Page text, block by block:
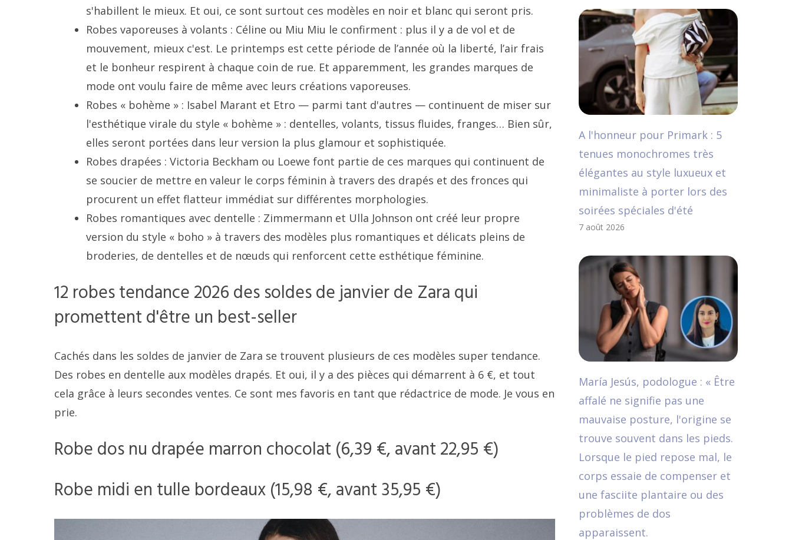
s'habillent le mieux. Et oui, ce sont surtout ces modèles en noir et blanc qui seront pris.
Robes vaporeuses à volants : Céline ou Miu Miu le confirment : plus il y a de vol et de
mouvement, mieux c'est. Le printemps est cette période de l’année où la liberté, l’air frais
et le bonheur respirent à chaque coin de rue. Et apparemment, les grandes marques de
mode ont voulu faire de même avec leurs créations vaporeuses.
Robes « bohème » : Isabel Marant et Etro — parmi tant d'autres — continuent de miser sur
l'esthétique virale du style « bohème » : dentelles, volants, tissus fluides, franges… Bien sûr,
elles seront portées dans leur version la plus glamour et sophistiquée.
Robes drapées : Victoria Beckham ou Loewe font partie de ces marques qui continuent de
se soucier de mettre en valeur le corps féminin à travers des drapés et des fronces qui
procurent un effet flatteur immédiat sur différentes morphologies.
Robes romantiques avec dentelle : Zimmermann et Ulla Johnson ont créé leur propre
version du style « boho » à travers des modèles plus romantiques et délicats pleins de
broderies, de dentelles et de nœuds qui renforcent cette esthétique féminine.
12 robes tendance 2026 des soldes de janvier de Zara qui
promettent d'être un best-seller
Cachés dans les soldes de janvier de Zara se trouvent plusieurs de ces modèles super tendance.
Des robes en dentelle aux modèles drapés. Et oui, il y a des pièces qui démarrent à 6 €, et tout
cela grâce à leurs secondes ventes. Ce sont mes favoris en tant que rédactrice de mode. Je vous en
prie.
Robe dos nu drapée marron chocolat (6,39 €, avant 22,95 €)
Robe midi en tulle bordeaux (15,98 €, avant 35,95 €)
A l'honneur pour Primark : 5
tenues monochromes très
élégantes au style luxueux et
minimaliste à porter lors des
soirées spéciales d'été
7 août 2026
María Jesús, podologue : « Être
affalé ne signifie pas une
mauvaise posture, l'origine se
trouve souvent dans les pieds.
Lorsque le pied repose mal, le
corps essaie de compenser et
une fasciite plantaire ou des
problèmes de dos
apparaissent.